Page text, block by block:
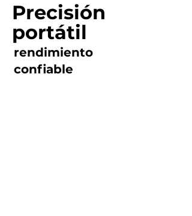
Precisión
portátil
rendimiento
confiable